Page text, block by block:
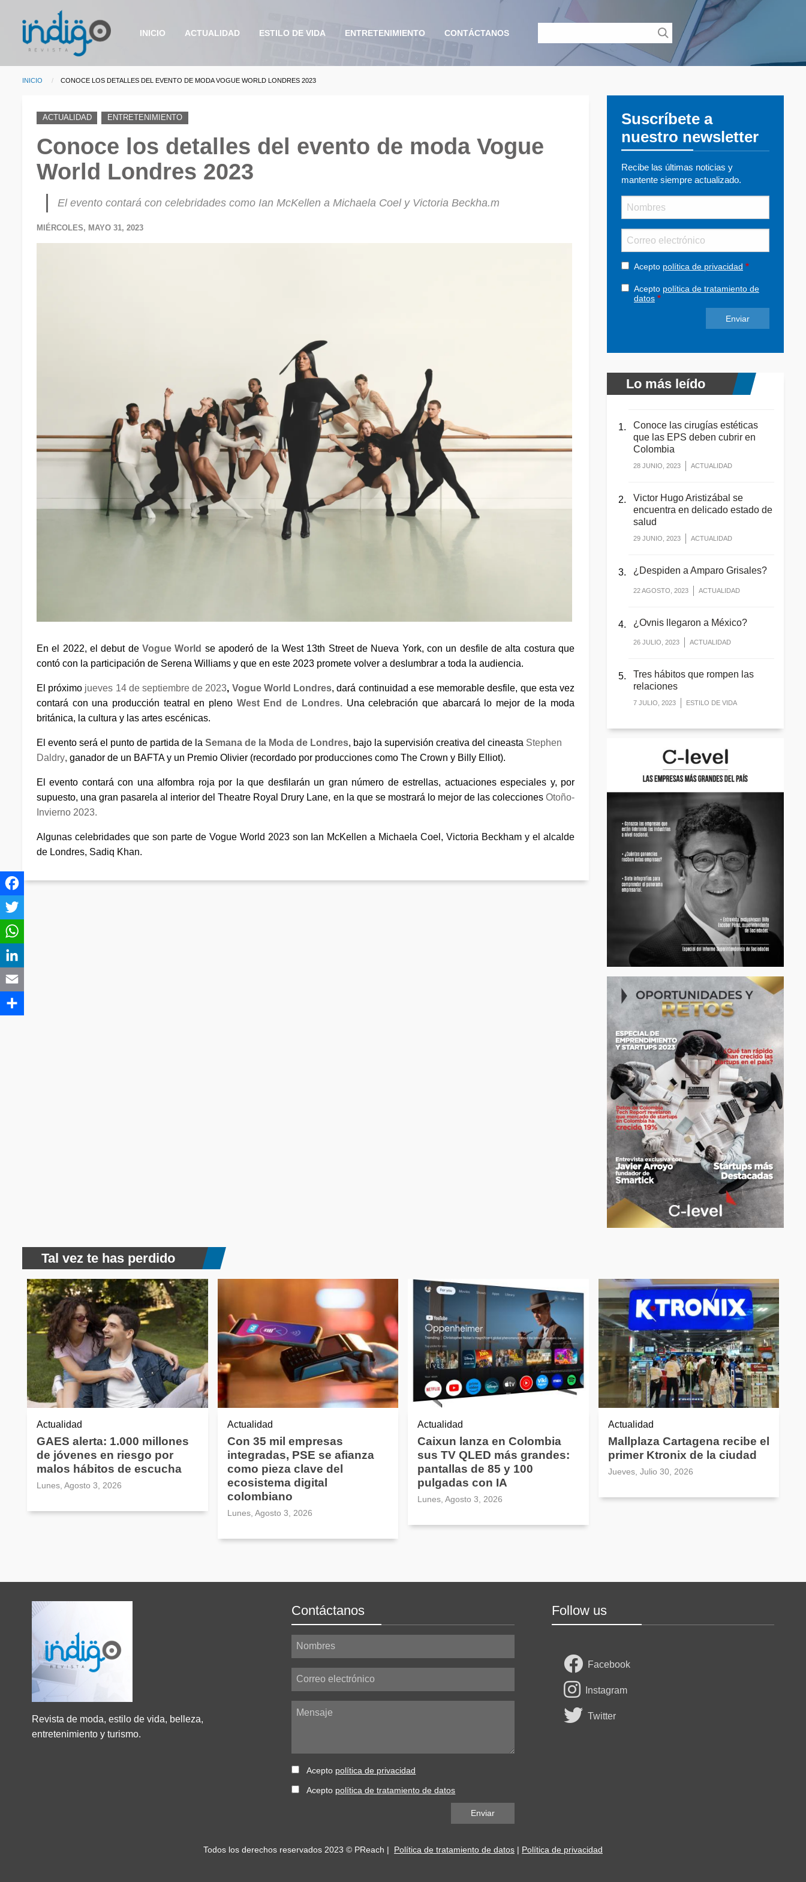
Main
INICIO ACTUALIDAD ESTILO DE VIDA ENTRETENIMIENTO CONTÁCTANOS
INICIO CURRENT:
CONOCE LOS DETALLES DEL EVENTO DE MODA VOGUE WORLD LONDRES 2023
ACTUALIDAD ENTRETENIMIENTO
Conoce los detalles del evento de moda Vogue
World Londres 2023
El evento contará con celebridades como Ian McKellen a Michaela Coel y Victoria Beckha.m
MIÉRCOLES, MAYO 31, 2023
En el 2022, el debut de Vogue World se apoderó de la West 13th Street de Nueva York, con un desfile de alta costura que
contó con la participación de Serena Williams y que en este 2023 promete volver a deslumbrar a toda la audiencia.
El próximo jueves 14 de septiembre de 2023, Vogue World Londres, dará continuidad a ese memorable desfile, que esta vez
contará con una producción teatral en pleno West End de Londres.Una celebración que abarcará lo mejor de la moda
británica, la cultura y las artes escénicas.
El evento será el punto de partida de la Semana de la Moda de Londres, bajo la supervisión creativa del cineasta Stephen
Daldry, ganador de un BAFTA y un Premio Olivier (recordado por producciones como The Crown y Billy Elliot).
El evento contará con una alfombra roja por la que desfilarán un gran número de estrellas, actuaciones especiales y, por
supuesto, una gran pasarela al interior del Theatre Royal Drury Lane, en la que se mostrará lo mejor de las colecciones Otoño-
Invierno 2023.
Algunas celebridades que son parte de Vogue World 2023 son Ian McKellen a Michaela Coel, Victoria Beckham y el alcalde
de Londres, Sadiq Khan.
Suscríbete a
nuestro newsletter
Recibe las últimas noticias y
mantente siempre actualizado.
Acepto política de privacidad
Acepto política de tratamiento de
datos
Lo más leído
Conoce las cirugías estéticas
que las EPS deben cubrir en
Colombia
28 JUNIO, 2023 ACTUALIDAD
Victor Hugo Aristizábal se
encuentra en delicado estado de
salud
29 JUNIO, 2023 ACTUALIDAD
¿Despiden a Amparo Grisales?
22 AGOSTO, 2023 ACTUALIDAD
¿Ovnis llegaron a México?
26 JULIO, 2023 ACTUALIDAD
Tres hábitos que rompen las
relaciones
7 JULIO, 2023 ESTILO DE VIDA
Tal vez te has perdido
Actualidad
GAES alerta: 1.000 millones
de jóvenes en riesgo por
malos hábitos de escucha
Lunes, Agosto 3, 2026
Actualidad
Con 35 mil empresas
integradas, PSE se afianza
como pieza clave del
ecosistema digital
colombiano
Lunes, Agosto 3, 2026
Actualidad
Caixun lanza en Colombia
sus TV QLED más grandes:
pantallas de 85 y 100
pulgadas con IA
Lunes, Agosto 3, 2026
Actualidad
Mallplaza Cartagena recibe el
primer Ktronix de la ciudad
Jueves, Julio 30, 2026
Revista de moda, estilo de vida, belleza,
entretenimiento y turismo.
Contáctanos
Nombres
Correo electrónico
Mensaje
Acepto política de privacidad
Acepto política de tratamiento de datos
Follow us
Facebook
Instagram
Twitter
Todos los derechos reservados 2023 © PReach | Política de tratamiento de datos | Política de privacidad